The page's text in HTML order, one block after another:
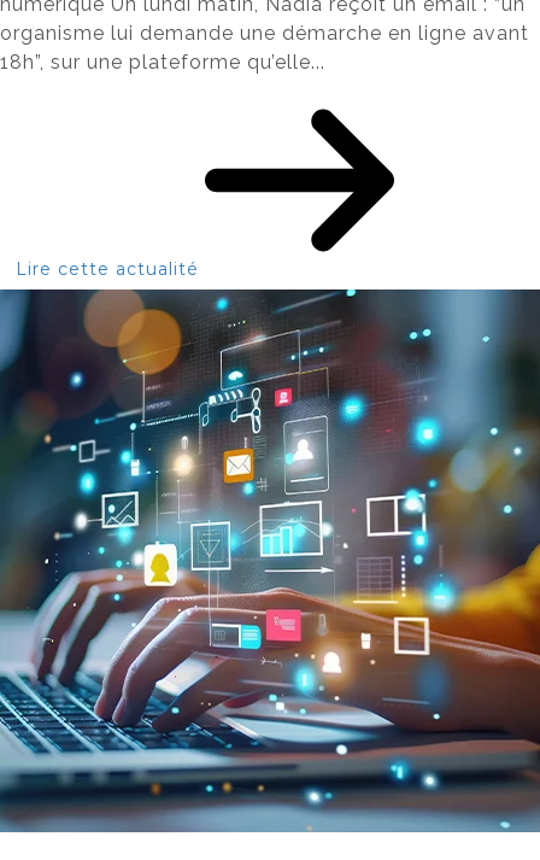
organisme lui demande une démarche en ligne avant
18h”, sur une plateforme qu’elle...
Lire cette actualité